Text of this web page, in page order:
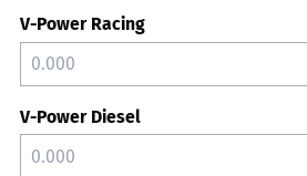
V-Power Racing
V-Power Diesel